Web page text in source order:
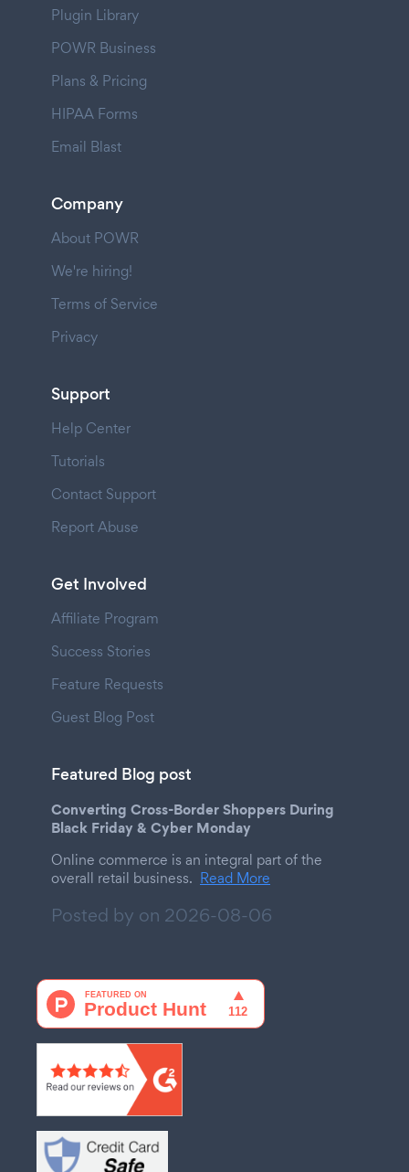
Plugin Library
POWR Business
Plans & Pricing
HIPAA Forms
Email Blast
Company
About POWR
We're hiring!
Terms of Service
Privacy
Support
Help Center
Tutorials
Contact Support
Report Abuse
Get Involved
Affiliate Program
Success Stories
Feature Requests
Guest Blog Post
Featured Blog post
Converting Cross-Border Shoppers During
Black Friday & Cyber Monday
Online commerce is an integral part of the
overall retail business. Read More
Posted by on 2026-08-06